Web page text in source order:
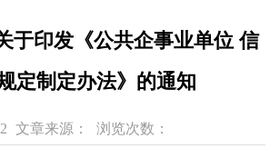
于印发《公共企事业单位 信
定制定办法》的通知
文章来源： 浏览次数：